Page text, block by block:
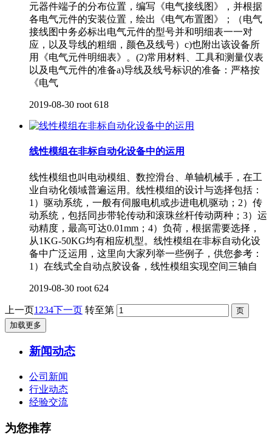
元器件端子的分布位置，编写《电气接线图》，并根据
各电气元件的安装位置，绘出《电气布置图》；（电气
接线图中务必标出电气元件的型号并和明细表一一对
应，以及导线的粗细，颜色及线号）c)也附出该设备所
用《电气元件明细表》。(2)常用材料、工具和测量仪表
以及电气元件的准备a)导线及线号标识的准备：严格按
《电气
2019-08-30 root 618
线性模组在非标自动化设备中的运用
线性模组也叫电动模组、数控滑台、单轴机械手，在工
业自动化领域普遍运用。线性模组的设计与选择包括：
1）驱动系统，一般有伺服电机或步进电机驱动；2）传
动系统，包括同步带轮传动和滚珠丝杆传动两种；3）运
动精度，最高可达0.01mm；4）负荷，根据需要选择，
从1KG-50KG均有相应机型。线性模组在非标自动化设
备中广泛运用，这里向大家列举一些例子，供您参考：
1）在线式全自动点胶设备，线性模组实现空间三轴自
2019-08-30 root 624
上一页1 234下一页 转至第
加载更多
新闻动态
公司新闻
行业动态
经验交流
为您推荐